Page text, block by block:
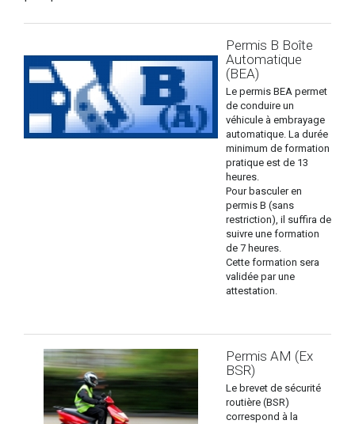
Permis B Boîte
Automatique
(BEA)
Le permis BEA permet
de conduire un
véhicule à embrayage
automatique. La durée
minimum de formation
pratique est de 13
heures.
Pour basculer en
permis B (sans
restriction), il suffira de
suivre une formation
de 7 heures.
Cette formation sera
validée par une
attestation.
Permis AM (Ex
BSR)
Le brevet de sécurité
routière (BSR)
correspond à la